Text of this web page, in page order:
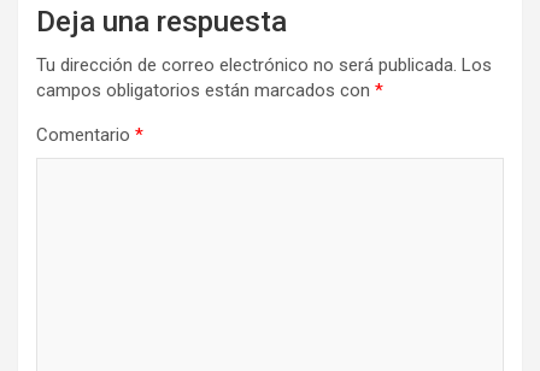
Deja una respuesta
Tu dirección de correo electrónico no será publicada. Los
campos obligatorios están marcados con *
Comentario *